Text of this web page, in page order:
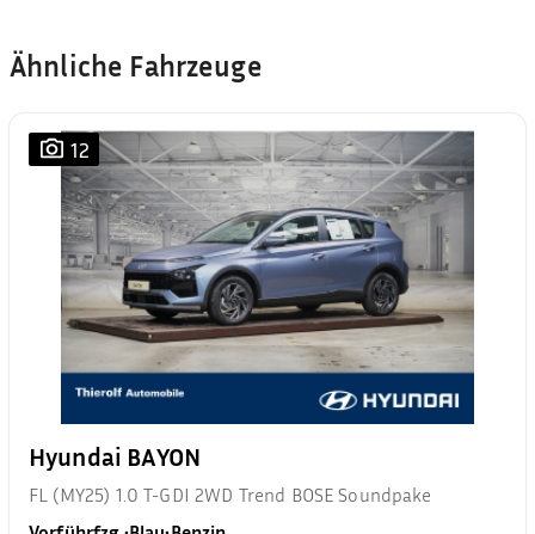
Ähnliche Fahrzeuge
12
Hyundai BAYON
FL (MY25) 1.0 T-GDI 2WD Trend BOSE Soundpake